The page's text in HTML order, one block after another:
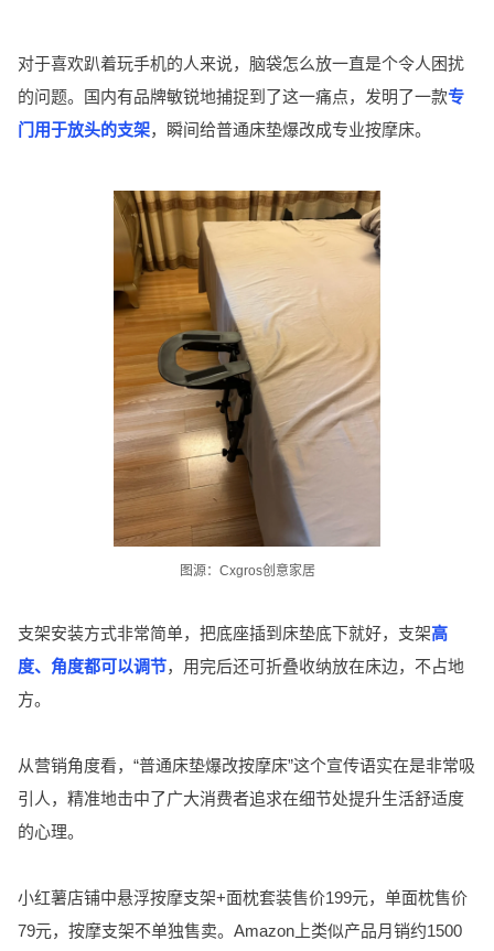
对于喜欢趴着玩手机的人来说，脑袋怎么放一直是个令人困扰
的问题。国内有品牌敏锐地捕捉到了这一痛点，发明了一款专
门用于放头的支架，瞬间给普通床垫爆改成专业按摩床。
图源：Cxgros创意家居
支架安装方式非常简单，把底座插到床垫底下就好，支架高
度、角度都可以调节，用完后还可折叠收纳放在床边，不占地
方。
从营销角度看，“普通床垫爆改按摩床”这个宣传语实在是非常吸
引人，精准地击中了广大消费者追求在细节处提升生活舒适度
的心理。
小红薯店铺中悬浮按摩支架+面枕套装售价199元，单面枕售价
79元，按摩支架不单独售卖。Amazon上类似产品月销约1500